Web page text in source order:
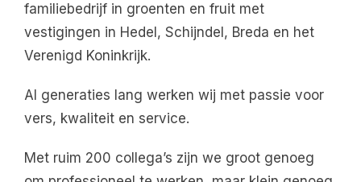
familiebedrijf in groenten en fruit met
vestigingen in Hedel, Schijndel, Breda en het
Verenigd Koninkrijk.
Al generaties lang werken wij met passie voor
vers, kwaliteit en service.
Met ruim 200 collega’s zijn we groot genoeg